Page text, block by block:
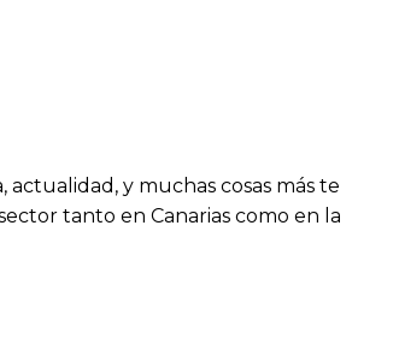
actualidad, y muchas cosas más te
tanto en Canarias como en la